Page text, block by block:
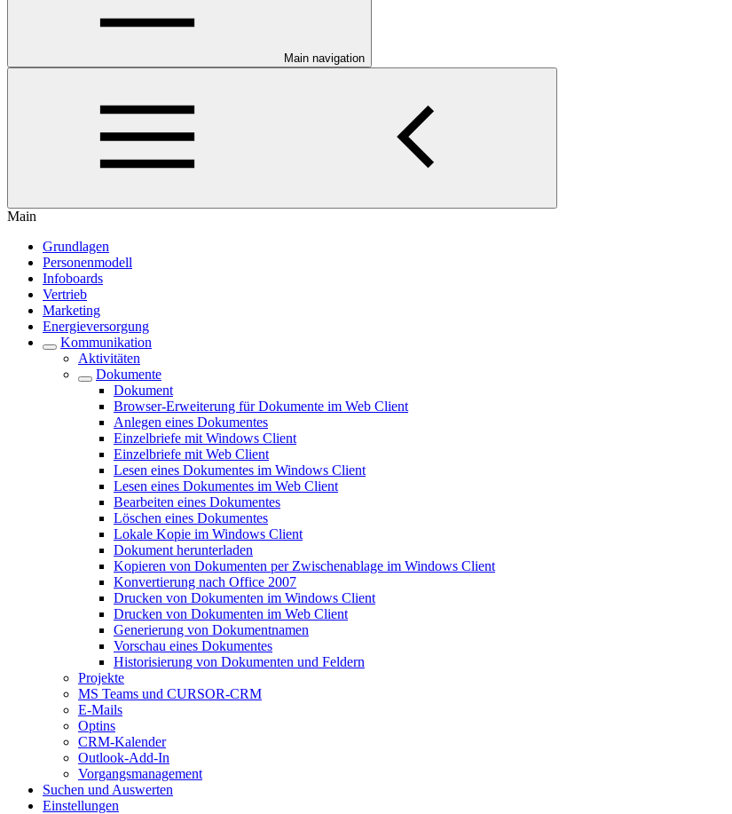
Main navigation
Main
Grundlagen
Personenmodell
Infoboards
Vertrieb
Marketing
Energieversorgung
Kommunikation
Aktivitäten
Dokumente
Dokument
Browser-Erweiterung für Dokumente im Web Client
Anlegen eines Dokumentes
Einzelbriefe mit Windows Client
Einzelbriefe mit Web Client
Lesen eines Dokumentes im Windows Client
Lesen eines Dokumentes im Web Client
Bearbeiten eines Dokumentes
Löschen eines Dokumentes
Lokale Kopie im Windows Client
Dokument herunterladen
Kopieren von Dokumenten per Zwischenablage im Windows Client
Konvertierung nach Office 2007
Drucken von Dokumenten im Windows Client
Drucken von Dokumenten im Web Client
Generierung von Dokumentnamen
Vorschau eines Dokumentes
Historisierung von Dokumenten und Feldern
Projekte
MS Teams und CURSOR-CRM
E-Mails
Optins
CRM-Kalender
Outlook-Add-In
Vorgangsmanagement
Suchen und Auswerten
Einstellungen